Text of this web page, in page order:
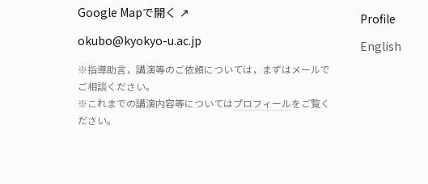
Google Mapで開く
okubo@kyokyo-u.ac.jp
※指導助言，講演等のご依頼については，まずはメールで
ご相談ください。
※これまでの講演内容等についてはプロフィールをご覧く
ださい。
Profile
English